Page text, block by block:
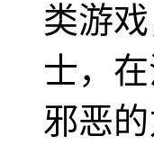
类游
士，
邪恶